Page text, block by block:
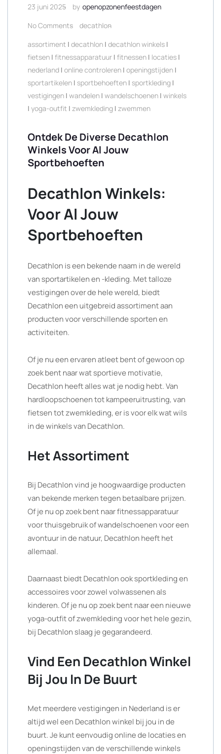
23 juni 2025 by openopzonenfeestdagen
No Comments
decathlon
assortiment | decathlon | decathlon winkels |
fietsen | fitnessapparatuur | fitnessen | locaties |
nederland | online controleren | openingstijden |
sportartikelen | sportbehoeften | sportkleding |
vestigingen | wandelen | wandelschoenen | winkels
| yoga-outfit | zwemkleding | zwemmen
Ontdek De Diverse Decathlon
Winkels Voor Al Jouw
Sportbehoeften
Decathlon Winkels:
Voor Al Jouw
Sportbehoeften
Decathlon is een bekende naam in de wereld
van sportartikelen en -kleding. Met talloze
vestigingen over de hele wereld, biedt
Decathlon een uitgebreid assortiment aan
producten voor verschillende sporten en
activiteiten.
Of je nu een ervaren atleet bent of gewoon op
zoek bent naar wat sportieve motivatie,
Decathlon heeft alles wat je nodig hebt. Van
hardloopschoenen tot kampeeruitrusting, van
fietsen tot zwemkleding, er is voor elk wat wils
in de winkels van Decathlon.
Het Assortiment
Bij Decathlon vind je hoogwaardige producten
van bekende merken tegen betaalbare prijzen.
Of je nu op zoek bent naar fitnessapparatuur
voor thuisgebruik of wandelschoenen voor een
avontuur in de natuur, Decathlon heeft het
allemaal.
Daarnaast biedt Decathlon ook sportkleding en
accessoires voor zowel volwassenen als
kinderen. Of je nu op zoek bent naar een nieuwe
yoga-outfit of zwemkleding voor het hele gezin,
bij Decathlon slaag je gegarandeerd.
Vind Een Decathlon Winkel
Bij Jou In De Buurt
Met meerdere vestigingen in Nederland is er
altijd wel een Decathlon winkel bij jou in de
buurt. Je kunt eenvoudig online de locaties en
openingstijden van de verschillende winkels